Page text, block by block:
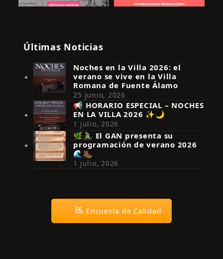
Síguenos en Instagram
Últimas Noticias
Noches en la Villa 2026: el
verano se vive en la Villa
Romana de Fuente Álamo
25 junio, 2026
📢 HORARIO ESPECIAL – NOCHES
EN LA VILLA 2026 ✨🌙
1 julio, 2026
🌿🚴‍♂️ El GAN presenta su
programación de verano 2026
🌊🥾
1 julio, 2026
Encuesta de Calidad